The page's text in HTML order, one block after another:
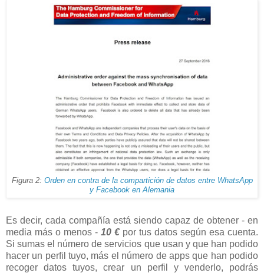
Figura 2: Orden en contra de la compartición de datos entre WhatsApp
y Facebook en Alemania
Es decir, cada compañía está siendo capaz de obtener - en
media más o menos - 10 €por tus datos según esa cuenta.
Si sumas el número de servicios que usan y que han podido
hacer un perfil tuyo, más el número de apps que han podido
recoger datos tuyos, crear un perfil y venderlo, podrás